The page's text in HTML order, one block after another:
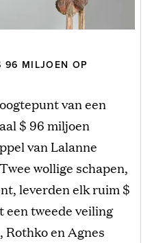
96 MILJOEN OP
van een
$ 96 miljoen
van Lalanne
wollige schapen,
leverden elk ruim $
een tweede veiling
Rothko en Agnes